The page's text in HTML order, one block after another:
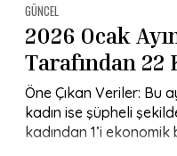
GÜNCEL
2026 Ocak
Tarafından 22
Öne Çıkan Veriler: Bu
kadın ise şüpheli
kadından 1’i ekonomik